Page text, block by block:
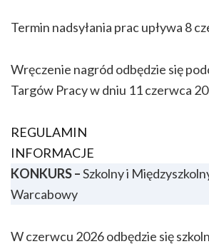
Termin nadsyłania prac upływa 8
Wręczenie nagród odbędzie się
Targów Pracy w dniu 11 czerwca
REGULAMIN
INFORMACJE
KONKURS –Szkolny i
Warcabowy
W czerwcu 2026 odbędzie się